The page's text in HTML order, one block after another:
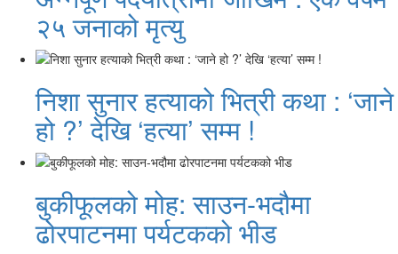
२५ जनाको मृत्यु
निशा सुनार हत्याको भित्री कथा : ‘जाने
हो ?’ देखि ‘हत्या’ सम्म !
बुकीफूलको मोह: साउन-भदौमा
ढोरपाटनमा पर्यटकको भीड